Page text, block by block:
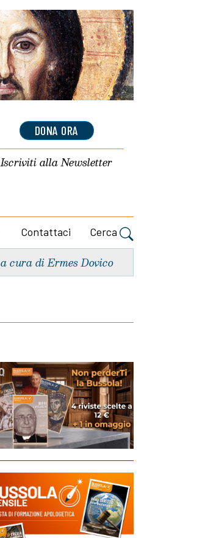
DONA ORA
Iscriviti allaNewsletter
Contattaci Cerca
a cura di Ermes Dovico